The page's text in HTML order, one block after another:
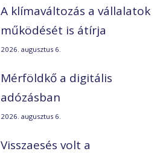
A klímaváltozás a vállalatok
működését is átírja
2026. augusztus 6.
Mérföldkő a digitális
adózásban
2026. augusztus 6.
Visszaesés volt a